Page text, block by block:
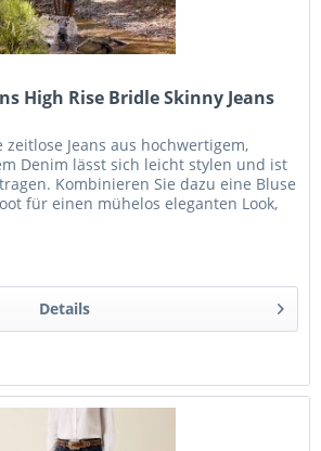
High Rise Bridle Skinny Jeans
zeitlose Jeans aus hochwertigem,
Denim lässt sich leicht stylen und ist
Kombinieren Sie dazu eine Bluse
für einen mühelos eleganten Look,
Details